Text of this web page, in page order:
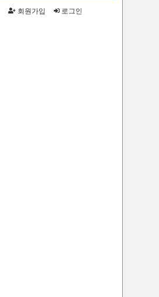
카톡으로 대란 알림 받으세요!
회원가입 로그인